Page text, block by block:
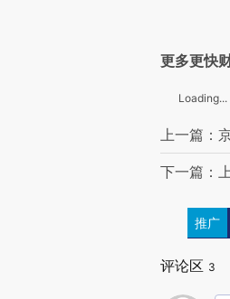
更多更快
Loading...
上一篇：
下一篇：
推广
评论区 3